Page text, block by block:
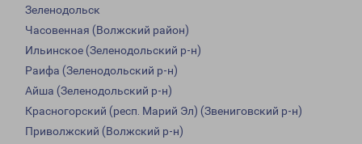
Зеленодольск
Часовенная (Волжский район)
Ильинское (Зеленодольский р-н)
Раифа (Зеленодольский р-н)
Айша (Зеленодольский р-н)
Красногорский (респ. Марий Эл) (Звениговский р-н)
Приволжский (Волжский р-н)